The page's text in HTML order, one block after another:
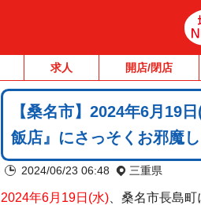
求人 開店/閉店
【桑名市】2024年6月19
飯店』にさっそくお邪魔
2024/06/23 06:48 三重県
2024年6月19日(水) 、桑名市長島